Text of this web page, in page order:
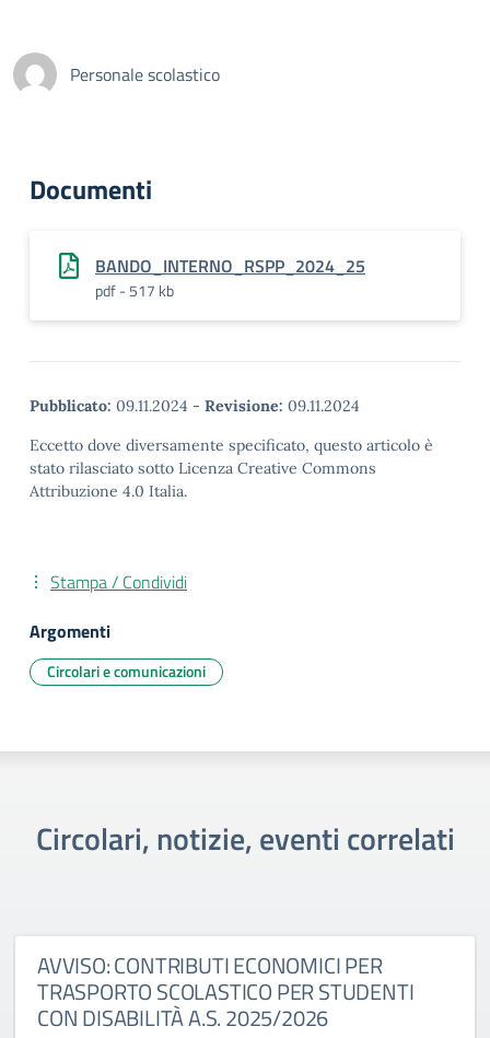
Personale scolastico
Documenti
BANDO_INTERNO_RSPP_2024_25
pdf - 517 kb
Pubblicato: 09.11.2024 - Revisione: 09.11.2024
Eccetto dove diversamente specificato, questo articolo è
stato rilasciato sotto Licenza Creative Commons
Attribuzione 4.0 Italia.
Stampa / Condividi
Argomenti
Circolari e comunicazioni
Circolari, notizie, eventi correlati
AVVISO: CONTRIBUTI ECONOMICI PER
TRASPORTO SCOLASTICO PER STUDENTI
CON DISABILITÀ A.S. 2025/2026